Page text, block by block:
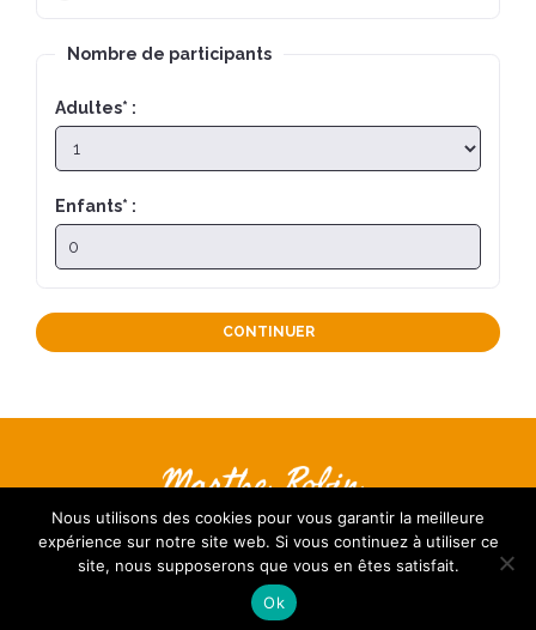
Nombre de participants
Adultes* :
Enfants* :
CONTINUER
Nous contacter
S’inscrire à la Newsletter
FAQ
Mentions légales
Nous utilisons des cookies pour vous garantir la meilleure
expérience sur notre site web. Si vous continuez à utiliser ce
site, nous supposerons que vous en êtes satisfait.
Ok